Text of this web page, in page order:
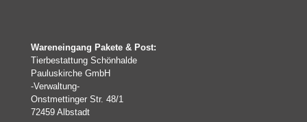
Wareneingang Pakete & Post:
Tierbestattung Schönhalde
Pauluskirche GmbH
-Verwaltung-
Onstmettinger Str. 48/1
72459 Albstadt